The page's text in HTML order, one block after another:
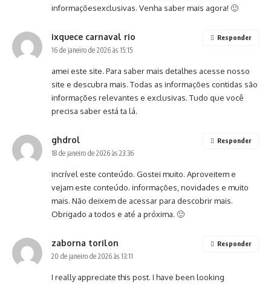
informaçõesexclusivas. Venha saber mais agora! 🙂
ixquece carnaval rio
16 de janeiro de 2026 às 15:15
amei este site. Para saber mais detalhes acesse nosso
site e descubra mais. Todas as informações contidas são
informações relevantes e exclusivas. Tudo que você
precisa saber está ta lá.
Responder
ghdrol
18 de janeiro de 2026 às 23:36
incrível este conteúdo. Gostei muito. Aproveitem e
vejam este conteúdo. informações, novidades e muito
mais. Não deixem de acessar para descobrir mais.
Obrigado a todos e até a próxima. 🙂
Responder
zaborna torilon
20 de janeiro de 2026 às 13:11
I really appreciate this post. I have been looking
Responder